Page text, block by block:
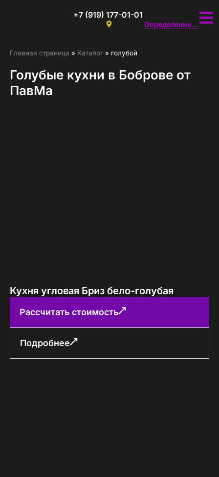
+7 (919) 177-01-01
Определение...
Главная страница » Каталог » голубой
Голубые кухни в Боброве от
ПавМа
Кухня угловая Бриз бело-голубая
Рассчитать стоимость
Подробнее